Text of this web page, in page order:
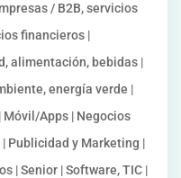
/ B2B, servicios
financieros |
alimentación, bebidas |
energía verde |
Apps | Negocios
Publicidad y Marketing |
| Senior | Software, TIC |